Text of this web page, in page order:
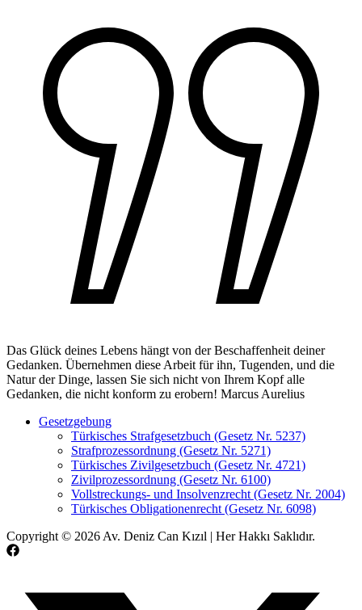
Das Glück deines Lebens hängt von der Beschaffenheit deiner
Gedanken. Übernehmen diese Arbeit für ihn, Tugenden, und die
Natur der Dinge, lassen Sie sich nicht von Ihrem Kopf alle
Gedanken, die nicht konform zu erobern! Marcus Aurelius
Gesetzgebung
Türkisches Strafgesetzbuch (Gesetz Nr. 5237)
Strafprozessordnung (Gesetz Nr. 5271)
Türkisches Zivilgesetzbuch (Gesetz Nr. 4721)
Zivilprozessordnung (Gesetz Nr. 6100)
Vollstreckungs- und Insolvenzrecht (Gesetz Nr. 2004)
Türkisches Obligationenrecht (Gesetz Nr. 6098)
Copyright © 2026 Av. Deniz Can Kızıl | Her Hakkı Saklıdır.